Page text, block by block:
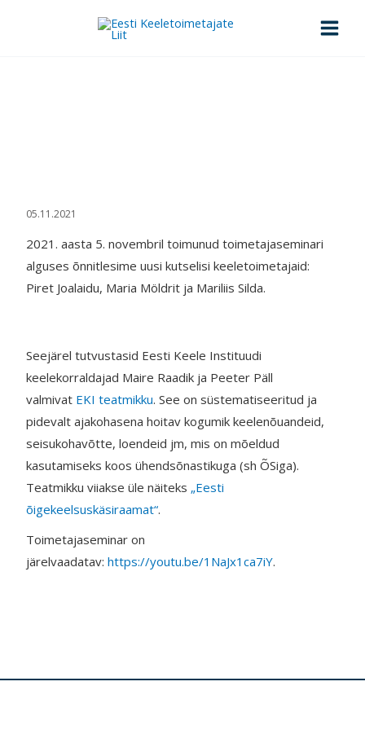
05.11.2021
2021. aasta 5. novembril toimunud toimetajaseminari
alguses õnnitlesime uusi kutselisi keeletoimetajaid:
Piret Joalaidu, Maria Möldrit ja Mariliis Silda.
Seejärel tutvustasid Eesti Keele Instituudi
keelekorraldajad Maire Raadik ja Peeter Päll
valmivat EKI teatmikku. See on süstematiseeritud ja
pidevalt ajakohasena hoitav kogumik keelenõuandeid,
seisukohavõtte, loendeid jm, mis on mõeldud
kasutamiseks koos ühendsõnastikuga (sh ÕSiga).
Teatmikku viiakse üle näiteks „Eesti
õigekeelsuskäsiraamat“.
Toimetajaseminar on
järelvaadatav:https://youtu.be/1NaJx1ca7iY.